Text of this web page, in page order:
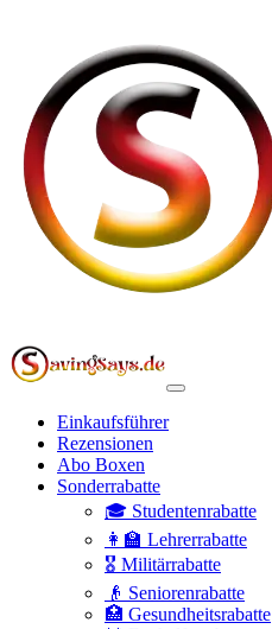
Einkaufsführer
Rezensionen
Abo Boxen
Sonderrabatte
🎓 Studentenrabatte
👩‍🏫 Lehrerrabatte
🎖️ Militärrabatte
👴 Seniorenrabatte
🏥 Gesundheitsrabatte